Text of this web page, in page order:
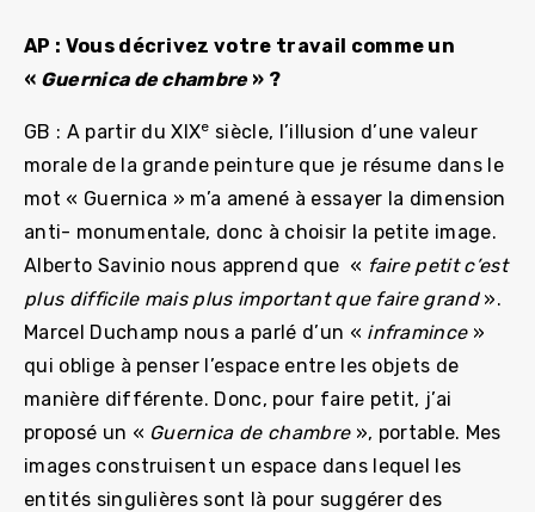
AP : Vous décrivez votre travail comme un
« Guernica de chambre» ?
GB : A partir du XIXe siècle, l’illusion d’une valeur
morale de la grande peinture que je résume dans le
mot « Guernica » m’a amené à essayer la dimension
anti- monumentale, donc à choisir la petite image.
Alberto Savinio nous apprend que « faire petit c’est
plus difficile mais plus important que faire grand ».
Marcel Duchamp nous a parlé d’un « inframince»
qui oblige à penser l’espace entre les objets de
manière différente. Donc, pour faire petit, j’ai
proposé un « Guernica de chambre», portable. Mes
images construisent un espace dans lequel les
entités singulières sont là pour suggérer des